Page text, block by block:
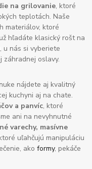
na grilovanie, ktoré
teplotách. Naše
materiálov, ktoré
hľadáte klasický rošt na
u nás si vyberiete
záhradnej oslavy.
nájdete aj kvalitný
kuchyni aj na chate.
a panvíc, ktoré
ani na nevyhnutné
varechy, masívne
uľahčujú manipuláciu
akoformy, pekáče